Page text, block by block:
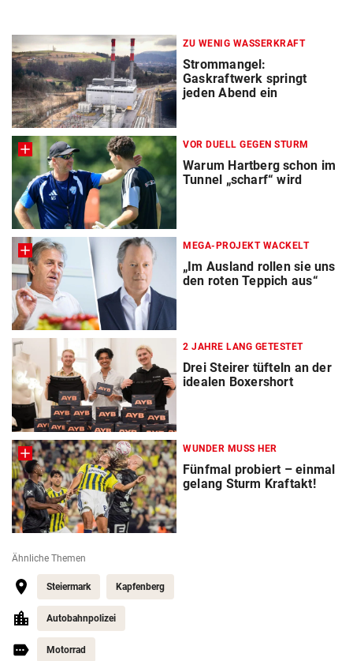
ZU WENIG WASSERKRAFT
Strommangel:
Gaskraftwerk springt
jeden Abend ein
VOR DUELL GEGEN STURM
Warum Hartberg schon im
Tunnel „scharf“ wird
MEGA-PROJEKT WACKELT
„Im Ausland rollen sie uns
den roten Teppich aus“
2 JAHRE LANG GETESTET
Drei Steirer tüfteln an der
idealen Boxershort
WUNDER MUSS HER
Fünfmal probiert – einmal
gelang Sturm Kraftakt!
Ähnliche Themen
Steiermark Kapfenberg
Autobahnpolizei
Motorrad